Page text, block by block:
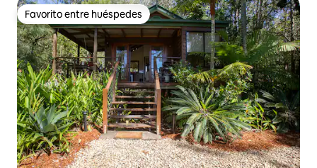
Favorito entre huéspedes
Favorito entre huéspedes